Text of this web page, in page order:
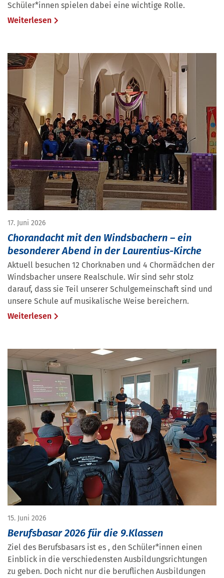
Schüler*innen spielen dabei eine wichtige Rolle.
Weiterlesen
17. Juni 2026
Chorandacht mit den Windsbachern – ein
besonderer Abend in der Laurentius-Kirche
Aktuell besuchen 12 Chorknaben und 4 Chormädchen der
Windsbacher unsere Realschule. Wir sind sehr stolz
darauf, dass sie Teil unserer Schulgemeinschaft sind und
unsere Schule auf musikalische Weise bereichern.
Weiterlesen
15. Juni 2026
Berufsbasar 2026 für die 9.Klassen
Ziel des Berufsbasars ist es , den Schüler*innen einen
Einblick in die verschiedensten Ausbildungsrichtungen
zu geben. Doch nicht nur die beruflichen Ausbildungen